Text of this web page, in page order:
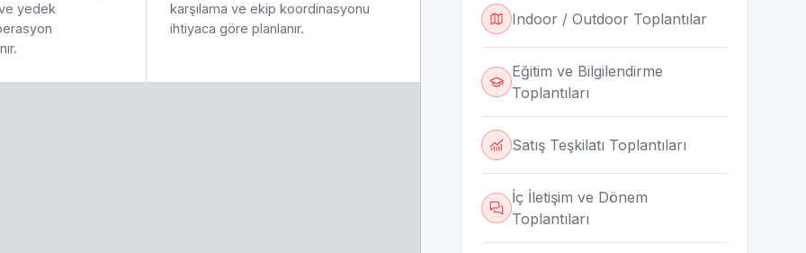
yedek
karşılama ve ekip koordinasyonu
ihtiyaca göre planlanır.
Indoor / Outdoor Toplantılar
Eğitim ve Bilgilendirme
Toplantıları
Satış Teşkilatı Toplantıları
İç İletişim ve Dönem
Toplantıları